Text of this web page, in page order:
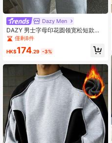
Dazy Men
DAZY 男士字母印花圆领宽松短款卫
衣，秋冬
僅剩8件
HK$174.29 -3%